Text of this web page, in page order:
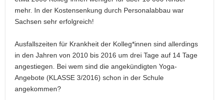
mehr. In der Kostensenkung durch Personalabbau war
Sachsen sehr erfolgreich!
Ausfallszeiten für Krankheit der Kolleg*innen sind allerdings
in den Jahren von 2010 bis 2016 um drei Tage auf 14 Tage
angestiegen. Bei wem sind die angekündigten Yoga-
Angebote (KLASSE 3/2016) schon in der Schule
angekommen?